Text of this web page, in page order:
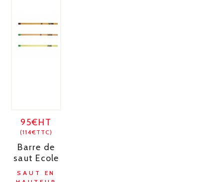
95€HT
(114€TTC)
Barre de
saut Ecole
SAUT EN